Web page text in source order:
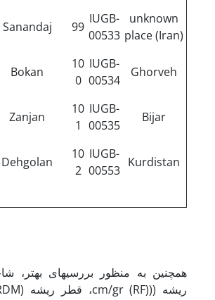
Sanandaj 99
IUGB-
00533
unknown
place (Iran)
Bokan
10
0
IUGB-
00534
Ghorveh
Zanjan
10
1
IUGB-
00535
Bijar
Dehgolan
10
2
IUGB-
00553
Kurdistan
همچنین به منظور بررسی­های بهتر،